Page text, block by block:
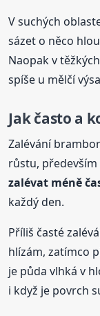
V suchých
sázet o něco
Naopak v
spíše u mělčí
Jak často a
Zalévání
růstu,
zalévat méně
každý den.
Příliš časté
hlízám, zatímco
je půda vlhká v
i když je povrch